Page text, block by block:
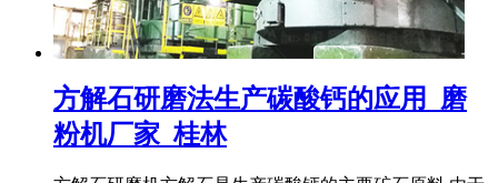
方解石研磨法生产碳酸钙的应用_磨
粉机厂家_桂林